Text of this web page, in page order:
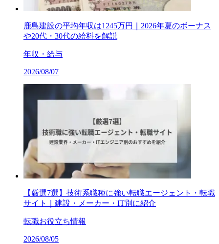
鹿島建設の平均年収は1245万円｜2026年夏のボーナス
や20代・30代の給料を解説
年収・給与
2026/08/07
【厳選7選】技術系職種に強い転職エージェント・転職
サイト｜建設・メーカー・IT別に紹介
転職お役立ち情報
2026/08/05